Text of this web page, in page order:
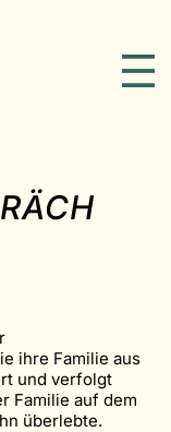
ihre Familie aus
und verfolgt
Familie auf dem
überlebte.